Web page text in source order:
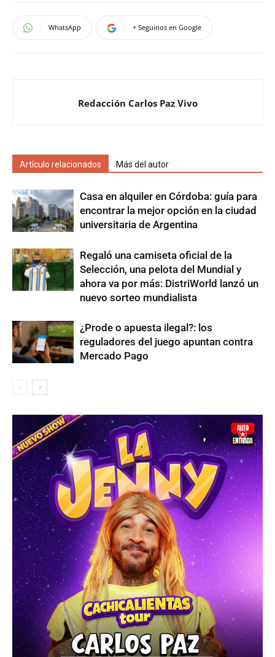
WhatsApp + Seguinos en Google
Redacción Carlos Paz Vivo
Artículo relacionados Más del autor
Casa en alquiler en Córdoba: guía para
encontrar la mejor opción en la ciudad
universitaria de Argentina
Regaló una camiseta oficial de la
Selección, una pelota del Mundial y
ahora va por más: DistriWorld lanzó un
nuevo sorteo mundialista
¿Prode o apuesta ilegal?: los
reguladores del juego apuntan contra
Mercado Pago